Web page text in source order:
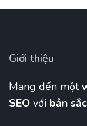
Giới thiệu
Mang đến một
SEO với bản